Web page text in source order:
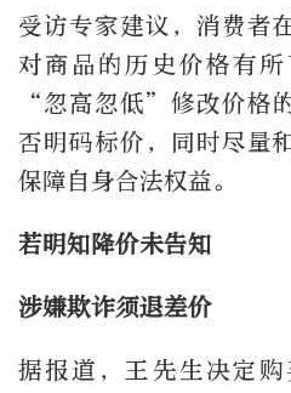
受访专家建议，消费者
对商品的历史价格有
“忽高忽低”修改价格
否明码标价，同时尽量
保障自身合法权益。
若明知降价未告知
涉嫌欺诈须退差价
据报道，王先生决定